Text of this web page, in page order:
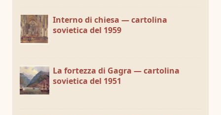
Interno di chiesa — cartolina
sovietica del 1959
La fortezza di Gagra — cartolina
sovietica del 1951